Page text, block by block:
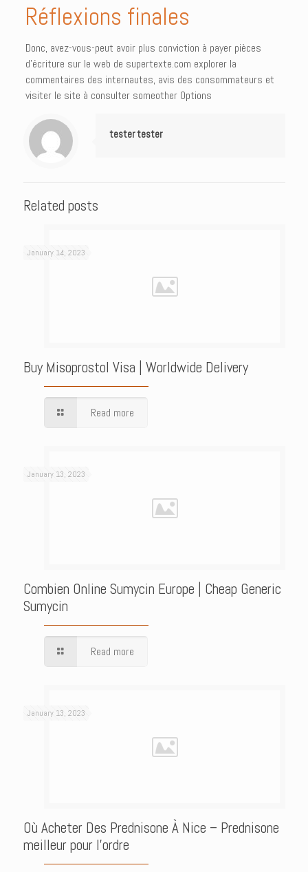
Réflexions finales
Donc, avez-vous-peut avoir plus conviction à payer pièces
d’écriture sur le web de supertexte.com explorer la
commentaires des internautes, avis des consommateurs et
visiter le site à consulter someother Options
tester tester
Related posts
January 14, 2023
Buy Misoprostol Visa | Worldwide Delivery
Read more
January 13, 2023
Combien Online Sumycin Europe | Cheap Generic
Sumycin
Read more
January 13, 2023
Où Acheter Des Prednisone À Nice – Prednisone
meilleur pour l’ordre